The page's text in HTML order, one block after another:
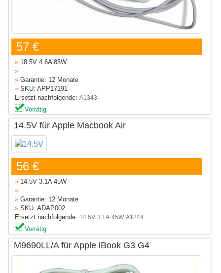
57 €
» 18.5V 4.6A 85W
»
» Garantie: 12 Monate
» SKU: APP17191
Ersetzt nachfolgende:A1343
Vorrätig
14.5V für Apple Macbook Air
56 €
» 14.5V 3.1A 45W
»
» Garantie: 12 Monate
» SKU: ADAP002
Ersetzt nachfolgende: 14.5V 3.1A 45W A1244
Vorrätig
M9690LL/A für Apple iBook G3 G4